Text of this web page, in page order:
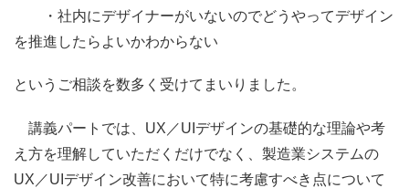
・社内にデザイナーがいないのでどうやってデザイン
を推進したらよいかわからない
というご相談を数多く受けてまいりました。
講義パートでは、UX／UIデザインの基礎的な理論や考
え方を理解していただくだけでなく、製造業システムの
UX／UIデザイン改善において特に考慮すべき点について